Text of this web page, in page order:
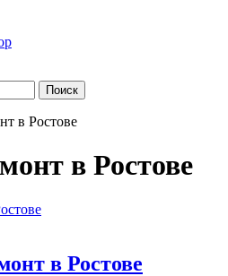
в Ростове
в Ростове
в Ростове